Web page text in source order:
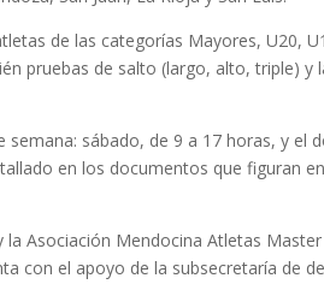
de las categorías Mayores, U20,
pruebas de salto (largo, alto, triple) y
sábado, de 9 a 17 horas, y el
en los documentos que figuran
Asociación Mendocina Atletas
con el apoyo de la subsecretaría de